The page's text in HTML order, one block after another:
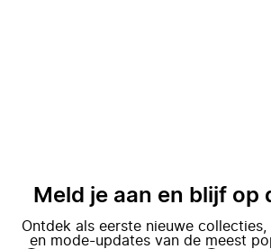
Meld je aan en blijf op
Ontdek als eerste nieuwe collecties,
en mode-updates van de meest